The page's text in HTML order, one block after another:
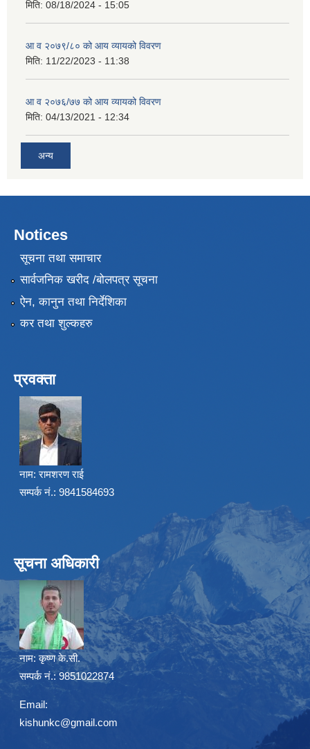
मिति: 08/18/2024 - 15:05
आ व २०७९/८० को आय व्यायको विवरण
मिति: 11/22/2023 - 11:38
आ व २०७६/७७ को आय व्यायको विवरण
मिति: 04/13/2021 - 12:34
अन्य
Notices
सूचना तथा समाचार
सार्वजनिक खरीद /बोलपत्र सूचना
ऐन, कानुन तथा निर्देशिका
कर तथा शुल्कहरु
प्रवक्ता
नाम: रामशरण राई
सम्पर्क नं.: 9841584693
सूचना अधिकारी
नाम: कृष्ण के.सी.
सम्पर्क नं.: 9851022874
Email:
kishunkc@gmail.com